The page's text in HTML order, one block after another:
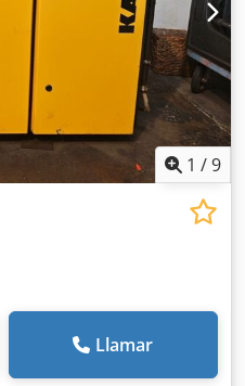
1 /9
Llamar